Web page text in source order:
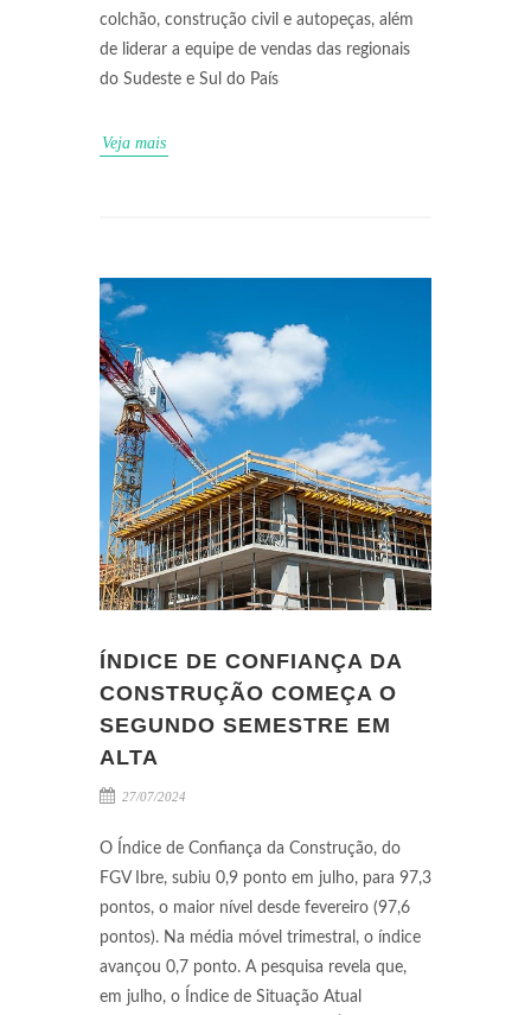
colchão, construção civil e autopeças, além
de liderar a equipe de vendas das regionais
do Sudeste e Sul do País
Veja mais
ÍNDICE DE CONFIANÇA DA
CONSTRUÇÃO COMEÇA O
SEGUNDO SEMESTRE EM
ALTA
27/07/2024
O Índice de Confiança da Construção, do
FGV Ibre, subiu 0,9 ponto em julho, para 97,3
pontos, o maior nível desde fevereiro (97,6
pontos). Na média móvel trimestral, o índice
avançou 0,7 ponto. A pesquisa revela que,
em julho, o Índice de Situação Atual